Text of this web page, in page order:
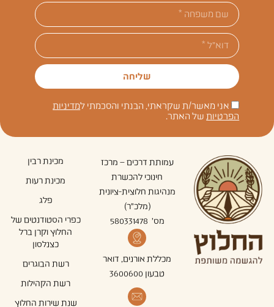
אני מאשר/ת שקראתי, הבנתי והסכמתי למדיניות
הפרטיותשל האתר.
שליחה
עמותת דרכים – מרכז
חינוכי להכשרת
מנהיגות חלוצית-ציונית
(מלכ"ר)
מס' 580331478
מכללת אורנים, דואר
טבעון 3600600
מכינת רבין
מכינת רעות
פלג
כפרי הסטודנטים של
החלוץ וקרן ברל
כצנלסון
רשת הבוגרים
רשת הקהילות
שנת שירות החלוץ